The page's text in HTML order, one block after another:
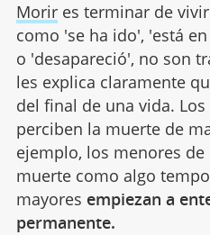
Morires terminar de
como 'se ha ido', 'está
o 'desapareció', no son
les explica claramente
del final de una vida.
perciben la muerte de
ejemplo, los menores de
muerte como algo
mayores empiezan a
permanente.